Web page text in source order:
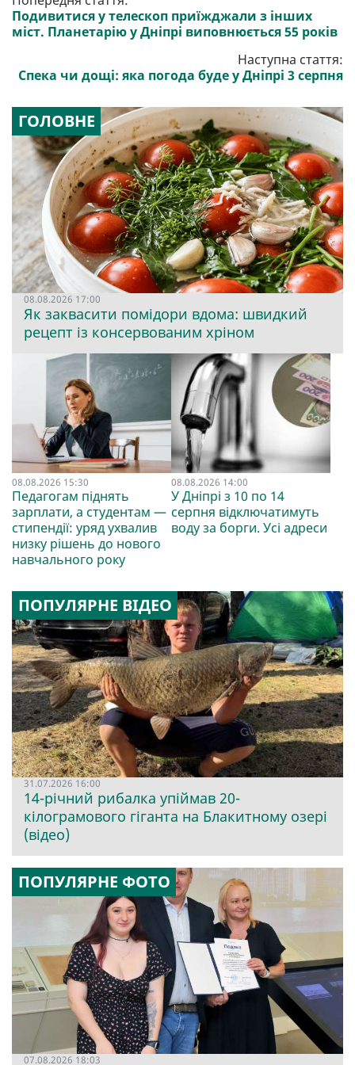
Подивитися у телескоп приїжджали з інших
міст. Планетарію у Дніпрі виповнюється 55 років
Наступна стаття:
Спека чи дощі: яка погода буде у Дніпрі 3 серпня
ГОЛОВНЕ
08.08.2026 17:00
Як заквасити помідори вдома: швидкий
рецепт із консервованим хріном
08.08.2026 15:30
Педагогам піднять
зарплати, а студентам —
стипендії: уряд ухвалив
низку рішень до нового
навчального року
08.08.2026 14:00
У Дніпрі з 10 по 14
серпня відключатимуть
воду за борги. Усі адреси
ПОПУЛЯРНЕ ВІДЕО
31.07.2026 16:00
14-річний рибалка упіймав 20-
кілограмового гіганта на Блакитному озері
(відео)
ПОПУЛЯРНЕ ФОТО
07.08.2026 18:03